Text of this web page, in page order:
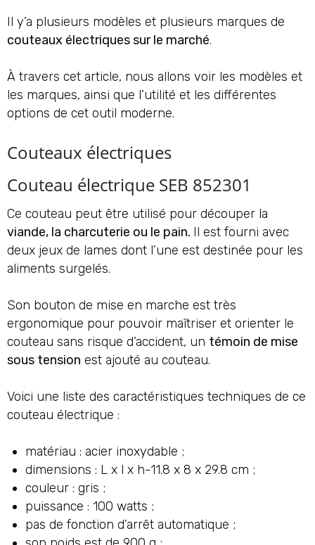
Il y’a plusieurs modèles et plusieurs marques de
couteaux électriques sur le marché.
À travers cet article, nous allons voir les modèles et
les marques, ainsi que l’utilité et les différentes
options de cet outil moderne.
Couteaux électriques
Couteau électrique SEB 852301
Ce couteau peut être utilisé pour découper la
viande, la charcuterie ou le pain. Il est fourni avec
deux jeux de lames dont l’une est destinée pour les
aliments surgelés.
Son bouton de mise en marche est très
ergonomique pour pouvoir maîtriser et orienter le
couteau sans risque d’accident, un témoin de mise
sous tension est ajouté au couteau.
Voici une liste des caractéristiques techniques de ce
couteau électrique :
matériau : acier inoxydable ;
dimensions : L x l x h-11.8 x 8 x 29.8 cm ;
couleur : gris ;
puissance : 100 watts ;
pas de fonction d’arrêt automatique ;